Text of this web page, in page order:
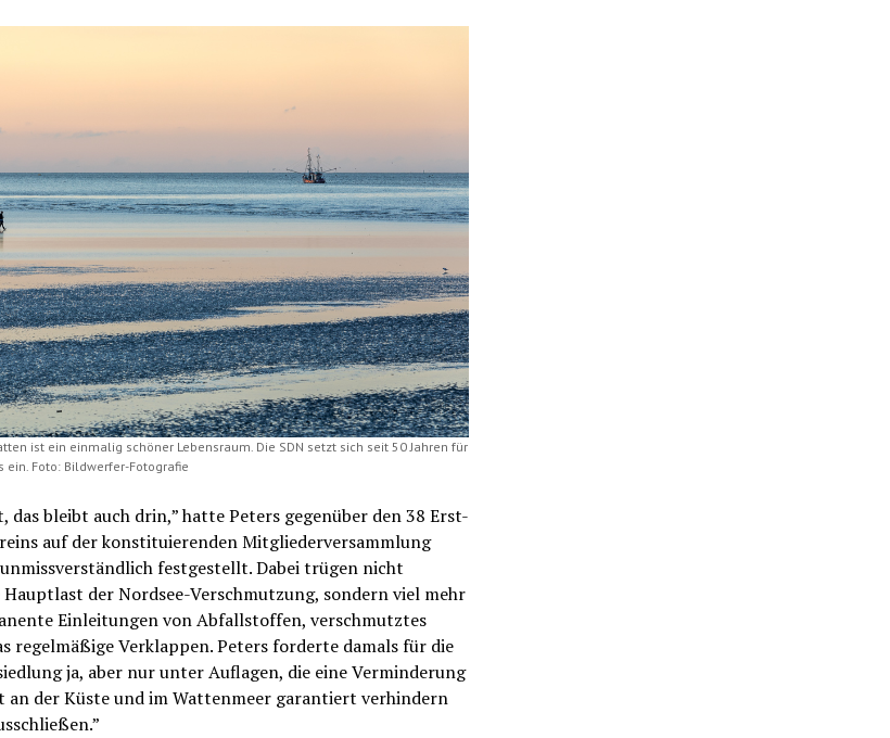
ist ein einmalig schöner Lebensraum. Die SDN setzt sich seit 50 Jahren für
ein. Foto: Bildwerfer-Fotografie
das bleibt auch drin,” hatte Peters gegenüber den 38 Erst-
auf der konstituierenden Mitgliederversammlung
festgestellt. Dabei trügen nicht
Hauptlast der Nordsee-Verschmutzung, sondern viel mehr
Einleitungen von Abfallstoffen, verschmutztes
regelmäßige Verklappen. Peters forderte damals für die
ja, aber nur unter Auflagen, die eine Verminderung
an der Küste und im Wattenmeer garantiert verhindern